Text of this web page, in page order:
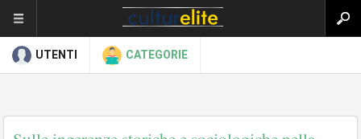
UTENTI CATEGORIE